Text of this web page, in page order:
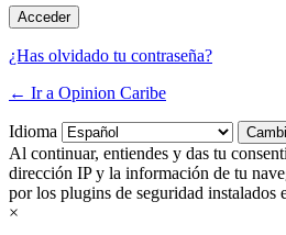
¿Has olvidado tu contraseña?
← Ir a Opinion Caribe
Idioma
Al continuar, entiendes y das tu
dirección IP y la información de tu
por los plugins de seguridad instalados
×